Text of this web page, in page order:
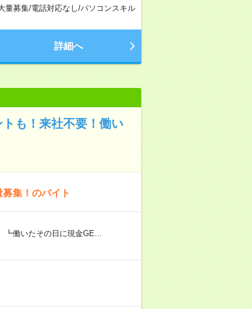
量募集/電話対応なし/パソコンスキル
詳細へ
も！来社不要！働い
集！のバイト
┗働いたその日に現金GE…